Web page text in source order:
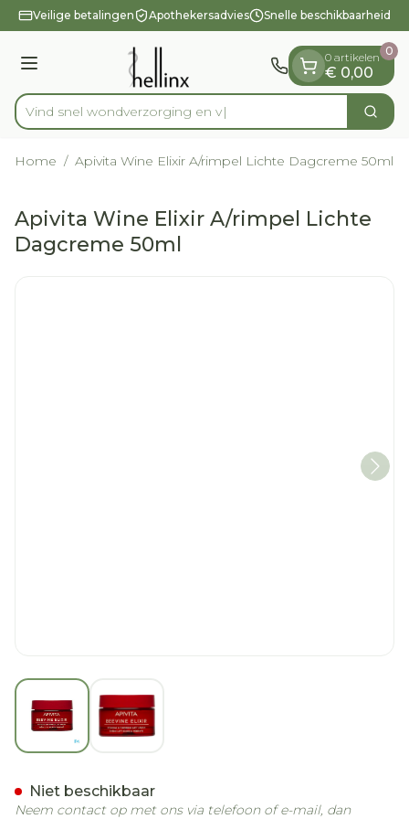
Ga naar de inhoud
1 van 1
Veilige betalingen Apothekersadvies Snelle beschikbaarheid
Menu
Product, merk, categorie...
Vind snel wondverzorgi Zoek
0 artikelen
€ 0,00
0
Home / Apivita Wine Elixir A/rimpel Lichte Dagcreme 50ml
Apivita Wine Elixir A/rimpel Lichte
Dagcreme 50ml
View larger image
Niet beschikbaar
Neem contact op met ons via telefoon of e-mail, dan